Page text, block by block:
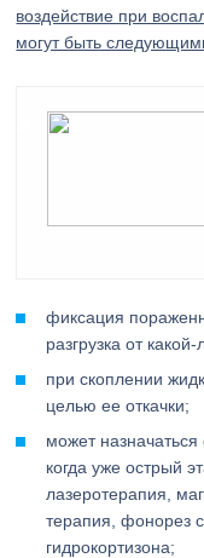
воздействие при
могут быть
фиксация
разгрузка от
при скоплении
целью ее откачки;
может
когда уже острый
лазеротерапия,
терапия, фонорез
гидрокортизона;